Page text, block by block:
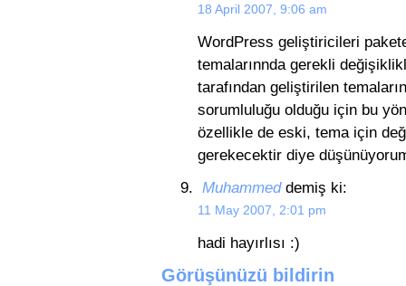
18 April 2007, 9:06 am
WordPress geliştiricileri
temalarınnda gerekli
tarafından geliştirilen
sorumluluğu olduğu için bu
özellikle de eski, tema için
gerekecektir diye
Muhammeddemiş ki:
11 May 2007, 2:01 pm
hadi hayırlısı :)
Görüşünüzü bildirin